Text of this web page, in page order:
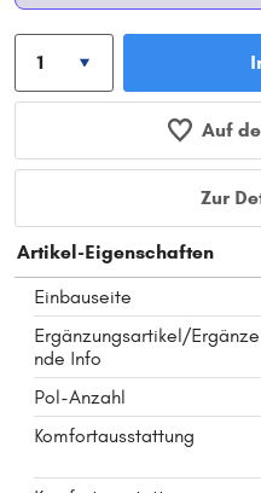
Auf
Zur
Artikel-Eigenschaften
Einbauseite
Ergänzungsartikel/Ergänze
nde Info
Pol-Anzahl
Komfortausstattung